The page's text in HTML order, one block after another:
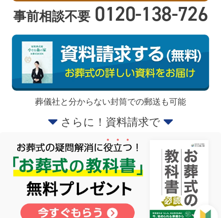
事前相談不要 0120-138-726
葬儀社と分からない封筒での郵送も可能
さらに！資料請求で